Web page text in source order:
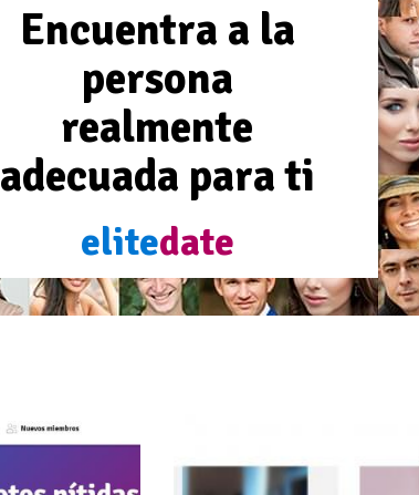
Encuentra a la
persona
realmente
adecuada para ti
elitedate